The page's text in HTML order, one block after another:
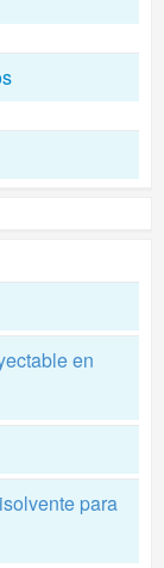
en
para